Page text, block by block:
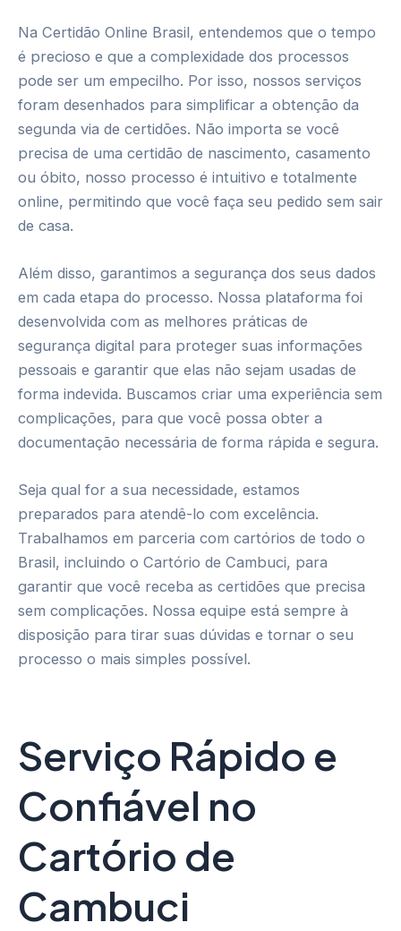
Na Certidão Online Brasil, entendemos que o tempo
é precioso e que a complexidade dos processos
pode ser um empecilho. Por isso, nossos serviços
foram desenhados para simplificar a obtenção da
segunda via de certidões. Não importa se você
precisa de uma certidão de nascimento, casamento
ou óbito, nosso processo é intuitivo e totalmente
online, permitindo que você faça seu pedido sem sair
de casa.
Além disso, garantimos a segurança dos seus dados
em cada etapa do processo. Nossa plataforma foi
desenvolvida com as melhores práticas de
segurança digital para proteger suas informações
pessoais e garantir que elas não sejam usadas de
forma indevida. Buscamos criar uma experiência sem
complicações, para que você possa obter a
documentação necessária de forma rápida e segura.
Seja qual for a sua necessidade, estamos
preparados para atendê-lo com excelência.
Trabalhamos em parceria com cartórios de todo o
Brasil, incluindo o Cartório de Cambuci, para
garantir que você receba as certidões que precisa
sem complicações. Nossa equipe está sempre à
disposição para tirar suas dúvidas e tornar o seu
processo o mais simples possível.
Serviço Rápido e
Confiável no
Cartório de
Cambuci